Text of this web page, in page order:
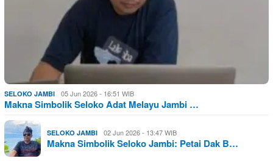
SELOKO JAMBI 05 Jun 2026 - 16:51 WIB
Makna Simbolik Seloko Adat Melayu Jambi …
SELOKO JAMBI 02 Jun 2026 - 13:47 WIB
Makna Simbolik Seloko Jambi: Petai Dak B…